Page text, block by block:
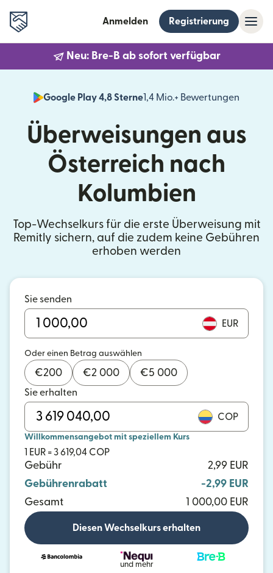
Anmelden Registrierung
Neu: Bre-B ab sofort verfügbar
Google Play 4,8 Sterne1,4 Mio.+ Bewertungen
Überweisungen aus
Österreich nach
Kolumbien
Top-Wechselkurs für die erste Überweisung mit
Remitly sichern, auf die zudem keine Gebühren
erhoben werden
Sie senden
EUR
Oder einen Betrag auswählen
€200 €2 000 €5 000
Sie erhalten
COP
Willkommensangebot mit speziellem Kurs
1 EUR = 3 619,04 COP
Gebühr
2,99 EUR
Gebührenrabatt
-2,99 EUR
Gesamt
1 000,00 EUR
Diesen Wechselkurs erhalten
und mehr